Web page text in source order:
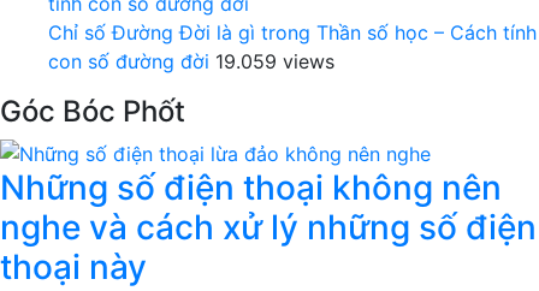
Chỉ số Đường Đời là gì trong Thần số học – Cách tính
con số đường đời 19.059 views
Góc Bóc Phốt
Những số điện thoại không nên
nghe và cách xử lý những số điện
thoại này